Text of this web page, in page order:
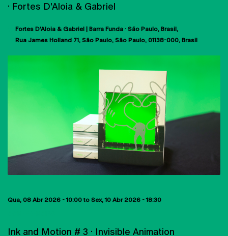
· Fortes D'Aloia & Gabriel
Fortes D'Aloia & Gabriel | Barra Funda · São Paulo, Brasil
Rua James Holland 71 São Paulo, São Paulo 01138-000 Brasil
Qua, 08 Abr 2026 - 10:00to Sex, 10 Abr 2026 - 18:30
Ink and Motion # 3 · Invisible Animation